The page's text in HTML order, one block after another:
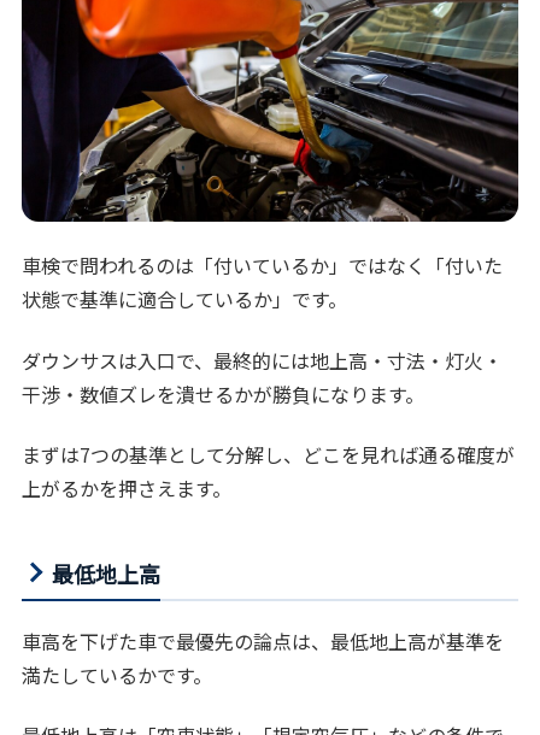
車検で問われるのは「付いているか」ではなく「付いた
状態で基準に適合しているか」です。
ダウンサスは入口で、最終的には地上高・寸法・灯火・
干渉・数値ズレを潰せるかが勝負になります。
まずは7つの基準として分解し、どこを見れば通る確度が
上がるかを押さえます。
最低地上高
車高を下げた車で最優先の論点は、最低地上高が基準を
満たしているかです。